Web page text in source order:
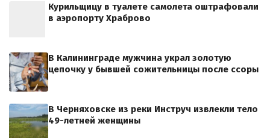
Курильщицу в туалете самолета оштрафовали
в аэропорту Храброво
В Калининграде мужчина украл золотую
цепочку у бывшей сожительницы после ссоры
В Черняховске из реки Инструч извлекли тело
49-летней женщины